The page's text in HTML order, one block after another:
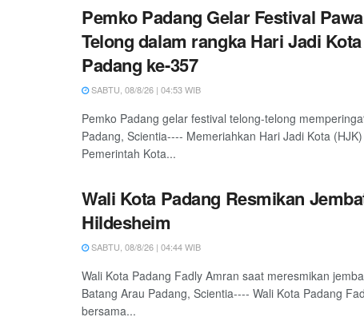
Pemko Padang Gelar Festival
Telong dalam rangka Hari Jadi
Padang ke-357
SABTU, 08/8/26 | 04:53 WIB
Pemko Padang gelar festival telong-telong
Padang, Scientia---- Memeriahkan Hari Jadi Kota
Pemerintah Kota...
Wali Kota Padang Resmikan
Hildesheim
SABTU, 08/8/26 | 04:44 WIB
Wali Kota Padang Fadly Amran saat meresmikan
Batang Arau Padang, Scientia---- Wali Kota Padang
bersama...